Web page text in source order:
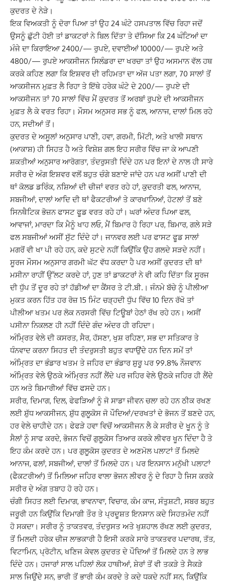
ਕੁਦਰਤ ਦੇ ਨੇੜੇ।
ਇਕ ਵਿਅਕਤੀ ਨੂੰ ਦੋਰਾ ਪਿਆ ਤਾਂ ਉਹ24 ਘੰਟੇ ਹਸਪਤਾਲ ਵਿੱਚ ਰਿਹਾ ਜਦੋਂ
ਉਸਨੂੰ ਛੁੱਟੀ ਹੋਈ ਤਾਂ ਡਾਕਟਰਾਂ ਨੇ ਬਿਲ ਦਿੱਤਾ ਤੇ ਦੱਸਿਆ ਕਿ24 ਘੰਟਿਆਂ ਦਾ
ਮੰਜੇ ਦਾ ਕਿਰਾਇਆ2400/— ਰੁਪਏ, ਦਵਾਈਆਂ10000/— ਰੁਪਏ ਅਤੇ
4800/— ਰੁਪਏ ਆਕਸੀਜਨ ਸਿਲੰਡਰਾ ਦਾ ਖਰਚਾ ਤਾਂ ਉਹ ਅਸਮਾਨ ਵੱਲ ਹਥ
ਕਰਕੇ ਕਹਿਣ ਲਗਾ ਕਿ ਇਸ਼ਵਰ ਦੀ ਰਹਿਮਤਾ ਦਾ ਅੱਜ ਪਤਾ ਲਗਾ, 70 ਸਾਲਾਂ ਤੋਂ
ਆਕਸੀਜਨ ਮੁਫ਼ਤ ਲੈ ਰਿਹਾ ਤੇ ਇੱਥੇ ਹਰੇਕ ਘੰਟੇ ਦੇ 200/— ਰੁਪਏ ਦੀ
ਆਕਸੀਜਨ ਤਾਂ70 ਸਾਲਾਂ ਵਿੱਚ ਮੈਂ ਕੁਦਰਤ ਤੋਂ ਅਰਬਾਂ ਰੁਪਏ ਦੀ ਆਕਸੀਜਨ
ਮੁਫ਼ਤ ਲੈ ਕੇ ਵਰਤ ਰਿਹਾ। ਮੌਸਮ ਅਨੁਸਰ ਸਭ ਨੂੰ ਫਲ, ਆਨਾਜ, ਦਾਲਾਂ ਮਿਲ ਰਹੇ
ਹਨ, ਸਦੀਆਂ ਤੋਂ।
ਕੁਦਰਤ ਦੇ ਅਸੂਲਾਂ ਅਨੁਸਾਰ ਪਾਣੀ, ਹਵਾ, ਗਰਮੀ, ਮਿੱਟੀ, ਅਤੇ ਖਾਲੀ ਸਥਾਨ
(ਆਕਾਸ਼) ਹੀ ਸਿਹਤ ਹੈ ਅਤੇ ਵਿਸ਼ੇਸ਼ ਗਲ ਇਹ ਸਰੀਰ ਵਿੱਚ ਜਾ ਕੇ ਆਪਣੀ
ਸ਼ਕਤੀਆਂ ਅਨੁਸਾਰ ਆਰੋਗਤਾ, ਤੰਦਰੁਸਤੀ ਦਿੰਦੇ ਹਨ ਪਰ ਇਨਾਂ ਦੇ ਨਾਲ ਹੀ ਸਾਰੇ
ਸਰੀਰ ਦੇ ਅੰਗ ਇਸ਼ਵਰ ਵਲੋਂ ਬਹੁਤ ਚੰਗੇ ਬਣਾਏਜਾਂਦੇ ਹਨ ਪਰ ਅਸੀਂ ਪਾਣੀ ਦੀ
ਥਾਂ ਕੋਲਡ ਡਰਿੰਕ,ਨਸ਼ਿਆਂ ਦੀ ਚੀਜਾਂ ਵਰਤ ਰਹੇ ਹਾਂ, ਕੁਦਰਤੀ ਫਲ, ਆਨਾਜ,
ਸਬਜੀਆਂ, ਦਾਲਾਂ ਆਦਿ ਦੀ ਥਾਂ ਫੈਕਟਰੀਆਂ ਤੇ ਕਾਰਖਾਨਿਆਂ, ਹੋਟਲਾਂ ਤੋਂ ਬਣੇ
ਸਿਨਥੈਟਿਕ ਭੋਜ਼ਨ ਫਾਸਟ ਫੂਡ ਵਰਤ ਰਹੇ ਹਾਂ। ਘਰਾਂ ਅੰਦਰ ਪਿਆ ਫਲ,
ਆਵਾਜਾਂ, ਮਾਰਦਾ ਕਿ ਮੈਨੂੰ ਖਾਹ ਲਓ, ਮੈਂ ਬਿਮਾਰ ਹੋ ਰਿਹਾ ਪਰ, ਬਿਮਾਰ, ਗਲੇ ਸੜੇ
ਫਲ ਸਬਜੀਆਂ ਅਸੀਂ ਸੁੱਟ ਦਿੰਦੇ ਹਾਂ। ਜਾਨਵਰ ਲਈ ਪਰ ਫਾਸਟ ਫੂਡ ਸਾਲਾਂ
ਮਗਰੋਂ ਵੀ ਖਾ ਪੀ ਰਹੇ ਹਨ, ਕਦੇ ਸੁਟਦੇ ਨਹੀਂ ਕਿਉਂਕਿ ਉਹ ਗਲਦੇ ਸੜਦੇ ਨਹੀਂ।
ਸੂਰਜ ਮੌਸਮ ਅਨੁਸਾਰ ਗਰਮੀ ਘੱਟ ਵੱਧ ਕਰਦਾ ਹੈ ਪਰ ਅਸੀਂ ਕੁਦਰਤ ਦੀ ਥਾਂ
ਮਸੀਨਾ ਰਾਹੀਂ ਉੱਲਟ ਕਰਦੇ ਹਾਂ, ਹੁਣ ਤਾਂ ਡਾਕਟਰਾਂ ਨੇ ਵੀ ਕਹਿ ਦਿੱਤਾ ਕਿ ਸੂਰਜ
ਦੀ ਧੁੱਪ ਤੋਂ ਦੂਰ ਰਹੇ ਤਾਂ ਹੱਡੀਆਂ ਦਾ ਕੈਂਸਰ ਤੇ ਟੀ.ਬੀ.। ਜੰਨਮੇ ਬੱਚੇ ਨੂੰ ਪੀਲੀਆ
ਮੁਕਤ ਕਰਨ ਹਿੱਤ ਹਰ ਰੋਜ਼ 15 ਮਿੰਟ ਚੜ੍ਹਦੀ ਧੁੱਪ ਵਿੱਚ10 ਦਿਨ ਰੱਖੋ ਤਾਂ
ਪੀਲੀਆ ਖਤਮ ਪਰ ਲੋਕ ਨਰਸਰੀ ਵਿੱਚ ਟਿਊਬਾਂ ਹੇਠਾਂ ਰੱਖ ਰਹੇ ਹਨ। ਅਸੀਂ
ਪਸੀਨਾ ਨਿਕਲਣ ਹੀ ਨਹੀਂ ਦਿੰਦੇ ਗੰਦ ਅੰਦਰ ਹੀ ਰਹਿਦਾ।
ਅੰਮ੍ਰਿਤ ਵੇਲੇ ਦੀ ਕਸਰਤ, ਸੈਰ, ਹੱਸਣਾ,ਖੁਸ਼ ਰਹਿਣਾ, ਸਭ ਦਾ ਸਤਿਕਾਰ ਤੇ
ਧੰਨਵਾਦ ਕਰਨਾ ਸਿਹਤ ਦੀ ਤੰਦਰੁਸਤੀ ਬਹੁਤ ਵਧਾਉਂਦੇ ਹਨ ਦਿਨ ਸਮੇਂ ਤਾਂ
ਅੰਮ੍ਰਿਤ ਦਾ ਭੰਡਾਰ ਖਤਮ ਤੇ ਜਹਿਰ ਦਾ ਭੰਡਾਰ ਸ਼ੁਰੂ ਪਰ99.8% ਨੌਜਵਾਨ
ਅੰਮ੍ਰਿਤ ਵੇਲੇ ਉਠਕੇ ਅੰਮ੍ਰਿਤ ਨਹੀਂ ਲੈਂਦੇ ਪਰ ਜਹਿਰ ਵੇਲੇ ਉਠਕੇ ਜਹਿਰ ਹੀ ਲੈਂਦੇ
ਹਨ ਅਤੇ ਬਿਮਾਰੀਆਂ ਵਿੱਚ ਫਸਦੇ ਹਨ।
ਸਰੀਰ, ਦਿਮਾਗ, ਦਿਲ, ਫੇਫੜਿਆਂ ਨੂੰ ਜੋ ਸਾਡਾ ਜੀਵਨ ਚਲਾ ਰਹੇ ਹਨ ਠੀਕ ਰਖਣ
ਲਈ ਸ਼ੁੱਧ ਆਕਸੀਜਨ, ਸ਼ੁੱਧ ਗੁਲੂਕੋਸ ਜੋ ਪੌਦਿਆਂ/ਦਰਖਤਾਂ ਦੇ ਭੋਜਨ ਤੋਂ ਬਣਦੇ ਹਨ,
ਹਰ ਵੇਲੇ ਚਾਹੀਦੇ ਹਨ। ਫੇਫੜੇ ਹਵਾ ਵਿਚੋਂ ਆਕਸੀਜਨ ਲੈ ਕੇ ਸਰੀਰ ਦੇ ਖੂਨ ਨੂੰ ਤੇ
ਸੈਲਾਂ ਨੂੰ ਸਾਫ ਕਰਦੇ, ਭੋਜਨ ਵਿਚੋਂ ਗੁਲੂਕੋਸ ਤਿਆਰ ਕਰਕੇ ਲੀਵਰ ਖੂਨ ਦਿੰਦਾ ਹੈ ਤੇ
ਇਹ ਕੰਮ ਕਰਦੇ ਹਨ। ਪਰ ਗੁਲੂਕੋਸ ਕੁਦਰਤ ਦੇ ਅਣਮੋਲ ਪਲਾਟਾਂ ਤੋਂ ਮਿਲਦੇ
ਆਨਾਜ, ਫਲਾਂ, ਸਬਜੀਆਂ, ਦਾਲਾਂ ਤੋਂ ਮਿਲਦੇ ਹਨ। ਪਰ ਇਨਸਾਨ ਮਨੁੱਖੀ ਪਲਾਟਾਂ
(ਫੈਕਟਰੀਆਂ) ਤੋਂ ਮਿਲਿਆ ਜਹਿਰ ਵਾਲਾ ਭੋਜਨ ਲੀਵਰ ਨੂੰ ਦੇ ਰਿਹਾ ਹੈ ਜਿਸ ਕਰਕੇ
ਸਰੀਰ ਦੇ ਅੰਗ ਤਬਾਹ ਹੋ ਰਹੇ ਹਨ।
ਚੰਗੀ ਸਿਹਤ ਲਈ ਦਿਮਾਗ, ਭਾਵਨਾਵਾ, ਵਿਚਾਰ, ਕੰਮ ਕਾਜ, ਸੰਤੁਸ਼ਟੀ, ਸਬਰ ਬਹੁਤ
ਜਰੂਰੀ ਹਨ ਕਿਉਂਕਿ ਦਿਮਾਗੀ ਤੌਰ ਤੇ ਪ੍ਰਦੂਸ਼ਤ ਇਨਸਾਨ ਕਦੇ ਸਿਹਤਮੰਦ ਨਹੀਂ
ਹੋ ਸਕਦਾ। ਸਰੀਰ ਨੂੰ ਤਾਕਤਵਰ, ਤੰਦਰੁਸਤ ਅਤੇ ਖੁਸ਼ਹਾਲ ਰੱਖਣ ਲਈ ਕੁਦਰਤ,
ਤੋਂ ਮਿਲਦੀ ਹਰੇਕ ਚੀਜ ਲਾਭਕਾਰੀ ਹੈ ਇਸੀ ਕਰਕੇ ਸਾਰੇ ਤਾਕਤਵਰ ਪਦਾਰਥ, ਤੱਤ,
ਵਿਟਾਮਿਨ, ਪ੍ਰੋਟੀਨ,ਖਣਿਜ ਕੇਵਲ ਕੁਦਰਤ ਦੇ ਪੌਦਿਆਂ ਤੋਂ ਮਿਲਦੇ ਹਨ ਤੇ ਲਾਭ
ਦਿੰਦੇ ਹਨ। ਹਜਾਰਾਂ ਸਾਲ ਪਹਿਲਾਂ ਲੋਕ ਹਾਥੀਆਂ, ਸ਼ੇਰਾਂ ਤੋਂ ਵੀ ਤਕੜੇ ਤੇ ਸੈਕੜੇ
ਸਾਲ ਜਿਉਂਦੇ ਸਨ, ਭਾਰੀ ਤੋਂ ਭਾਰੀ ਕੰਮ ਕਰਦੇ ਤੇ ਕਦੇ ਧਕਦੇ ਨਹੀਂ ਸਨ, ਕਿਉਂਕਿ